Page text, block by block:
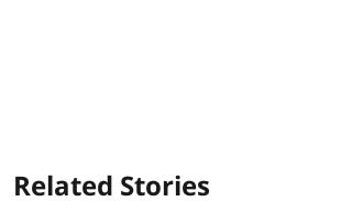
Related Stories